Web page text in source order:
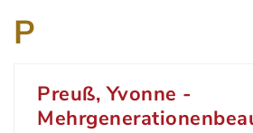
P
Preuß, Yvonne -